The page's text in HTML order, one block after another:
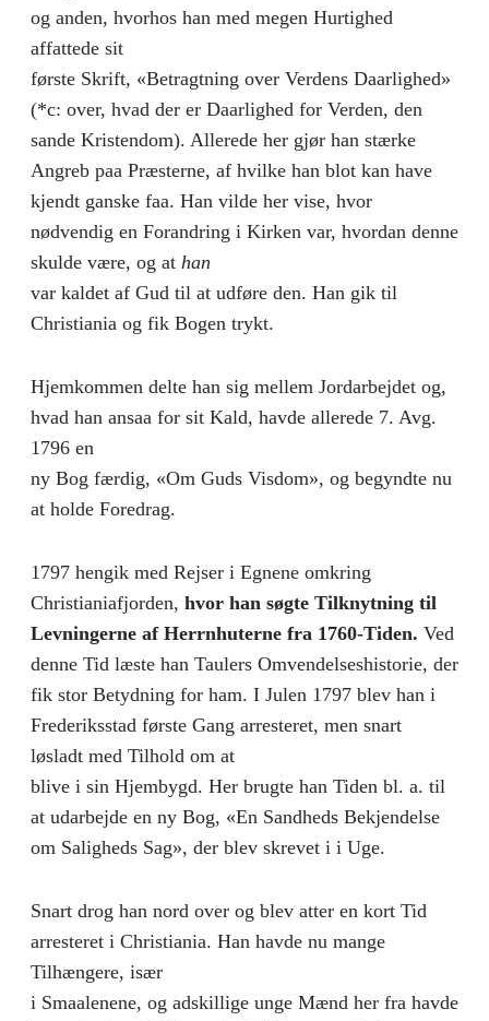
og anden, hvorhos han med megen Hurtighed
affattede sit
første Skrift, «Betragtning over Verdens Daarlighed»
(*c: over, hvad der er Daarlighed for Verden, den
sande Kristendom). Allerede her gjør han stærke
Angreb paa Præsterne, af hvilke han blot kan have
kjendt ganske faa. Han vilde her vise, hvor
nødvendig en Forandring i Kirken var, hvordan denne
skulde være, og at han
var kaldet af Gud til at udføre den. Han gik til
Christiania og fik Bogen trykt.
Hjemkommen delte han sig mellem Jordarbejdet og,
hvad han ansaa for sit Kald, havde allerede 7. Avg.
1796 en
ny Bog færdig, «Om Guds Visdom», og begyndte nu
at holde Foredrag.
1797 hengik med Rejser i Egnene omkring
Christianiafjorden, hvor han søgte Tilknytning til
Levningerne af Herrnhuterne fra 1760-Tiden. Ved
denne Tid læste han Taulers Omvendelseshistorie, der
fik stor Betydning for ham. I Julen 1797 blev han i
Frederiksstad første Gang arresteret, men snart
løsladt med Tilhold om at
blive i sin Hjembygd. Her brugte han Tiden bl. a. til
at udarbejde en ny Bog, «En Sandheds Bekjendelse
om Saligheds Sag», der blev skrevet i i Uge.
Snart drog han nord over og blev atter en kort Tid
arresteret i Christiania. Han havde nu mange
Tilhængere, især
i Smaalenene, og adskillige unge Mænd her fra havde